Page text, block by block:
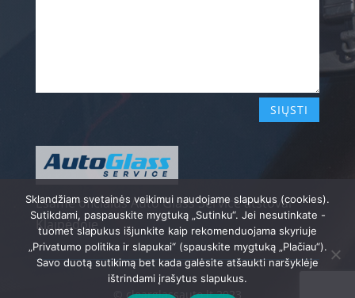
SIŲSTI
Esame oficialūs Auto Glass Service atstovai
Klaipėdoje
© clearglassauto.lt 2023
Sklandžiam svetainės veikimui naudojame slapukus (cookies).
Sutikdami, paspauskite mygtuką „Sutinku“. Jei nesutinkate -
tuomet slapukus išjunkite kaip rekomenduojama skyriuje
„Privatumo politika ir slapukai“ (spauskite mygtuką „Plačiau“).
Savo duotą sutikimą bet kada galėsite atšaukti naršyklėje
ištrindami įrašytus slapukus.